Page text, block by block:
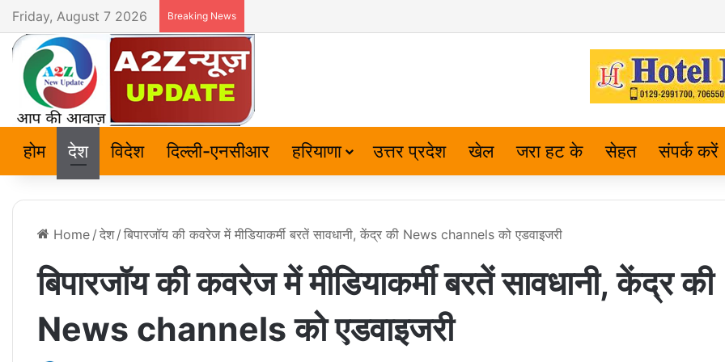
Friday, August 7 2026 Breaking News
होम देश विदेश दिल्ली-एनसीआर हरियाणा उत्तर प्रदेश खेल जरा हट के सेहत संपर्क करें
Home / देश / बिपारजॉय की कवरेज में मीडियाकर्मी बरतें सावधानी, केंद्र की News channels को एडवाइजरी
बिपारजॉय की कवरेज में मीडियाकर्मी बरतें सावधानी, केंद्र की
News channels को एडवाइजरी